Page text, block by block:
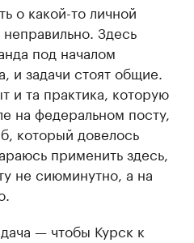
о какой-то личной
Здесь
под началом
и задачи стоят общие.
и та практика, которую
на федеральном посту,
который довелось
применить здесь,
не сиюминутно, а на
— чтобы Курск к